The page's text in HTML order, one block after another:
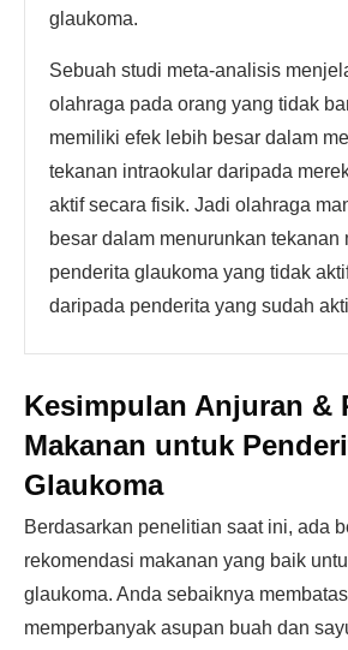
glaukoma.
Sebuah studi meta-analisis
olahraga pada orang yang tidak
memiliki efek lebih besar dalam
tekanan intraokular daripada
aktif secara fisik. Jadi olahraga
besar dalam menurunkan tekanan
penderita glaukoma yang tidak
daripada penderita yang sudah
Kesimpulan Anjuran &
Makanan untuk
Glaukoma
Berdasarkan penelitian saat ini, ada
rekomendasi makanan yang baik
glaukoma. Anda sebaiknya
memperbanyak asupan buah dan